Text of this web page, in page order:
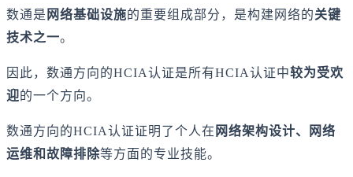
数通是 网络基础设施的重要组成部分，是构建网络的关键
技术之一。
因此，数通方向的HCIA认证是所有HCIA认证中较为受欢
迎的一个方向。
数通方向的HCIA认证证明了个人在 网络架构设计、网络
运维和故障排除等方面的专业技能。